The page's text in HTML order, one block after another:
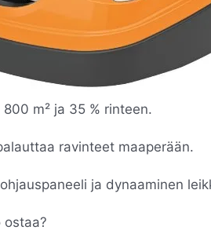
m² ja 35 % rinteen.
ravinteet maaperään.
ja dynaaminen
ostaa?